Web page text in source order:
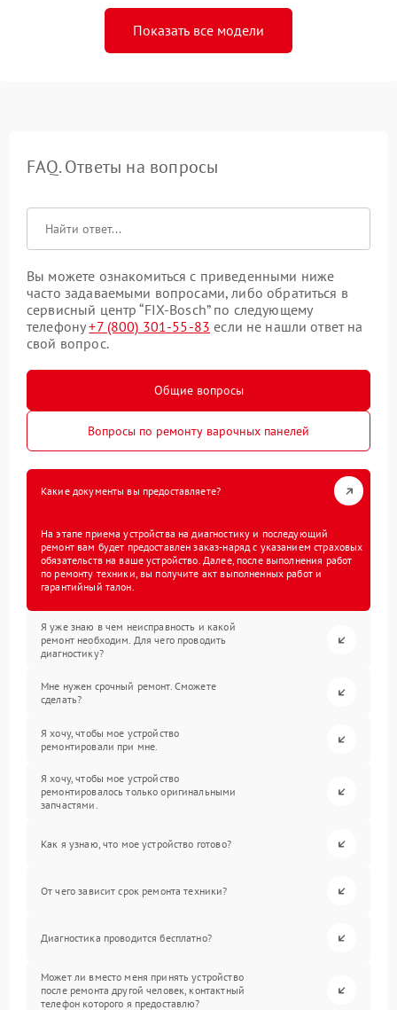
Показать все модели
FAQ. Ответы на вопросы
Вы можете ознакомиться с приведенными ниже
часто задаваемыми вопросами, либо обратиться в
сервисный центр “FIX-Bosch” по следующему
телефону+7 (800) 301-55-83 если не нашли ответ на
свой вопрос.
Общие вопросы
Вопросы по ремонту варочных панелей
Какие документы вы предоставляете?
На этапе приема устройства на диагностику и последующий
ремонт вам будет предоставлен заказ-наряд с указанием страховых
обязательств на ваше устройство. Далее, после выполнения работ
по ремонту техники, вы получите акт выполненных работ и
гарантийный талон.
Я уже знаю в чем неисправность и какой
ремонт необходим. Для чего проводить
диагностику?
Мне нужен срочный ремонт. Сможете
сделать?
Я хочу, чтобы мое устройство
ремонтировали при мне.
Я хочу, чтобы мое устройство
ремонтировалось только оригинальными
запчастями.
Как я узнаю, что мое устройство готово?
От чего зависит срок ремонта техники?
Диагностика проводится бесплатно?
Может ли вместо меня принять устройство
после ремонта другой человек, контактный
телефон которого я предоставлю?